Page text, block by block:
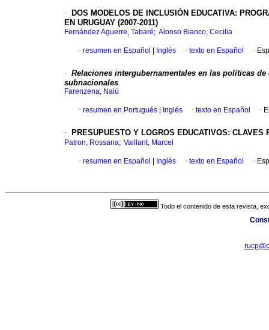
· DOS MODELOS DE INCLUSIÓN EDUCATIVA:
EN URUGUAY (2007-2011)
Fernández Aguerre, Tabaré; Alonso Bianco, Cecilia
· resumen en Español Inglés · texto en Español ·
· Relaciones intergubernamentales en las políticas
subnacionales
Farenzena, Nalú
· resumen en Portugués Inglés · texto en Español ·
· PRESUPUESTO Y LOGROS EDUCATIVOS: CLAVES
Patron, Rossana; Vaillant, Marcel
· resumen en Español Inglés · texto en Español ·
Todo el contenido de esta revista,